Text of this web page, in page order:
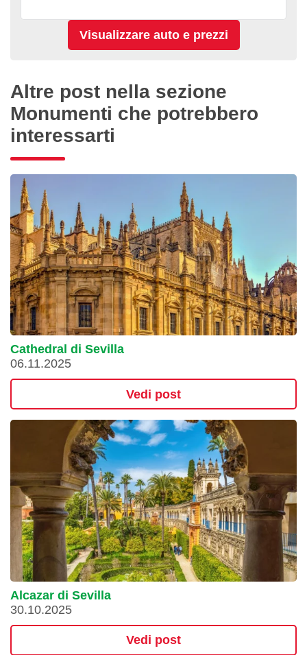
Altre post nella sezione
Monumenti che potrebbero
interessarti
Cathedral di Sevilla
06.11.2025
Vedi post
Alcazar di Sevilla
30.10.2025
Vedi post